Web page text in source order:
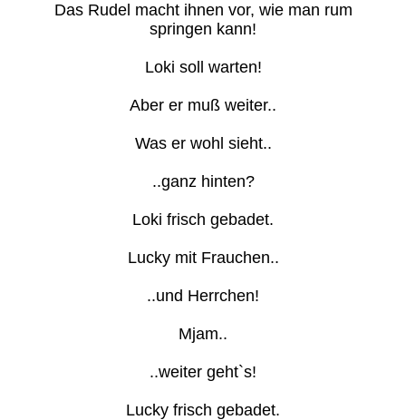
Das Rudel macht ihnen vor, wie man rum
springen kann!
Loki soll warten!
Aber er muß weiter..
Was er wohl sieht..
..ganz hinten?
Loki frisch gebadet.
Lucky mit Frauchen..
..und Herrchen!
Mjam..
..weiter geht`s!
Lucky frisch gebadet.